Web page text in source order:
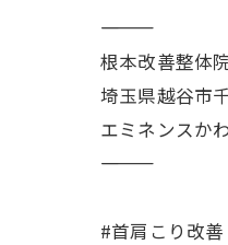
――――――――――
根本改善整体
埼玉県越谷市
エミネンスか
――――――――――
#首肩こり改善